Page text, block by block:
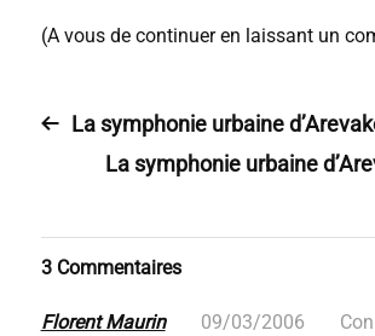
(A vous de continuer en laissant un
La symphonie urbaine
La symphonie urbaine
3 Commentaires
Florent Maurin 09/03/2006